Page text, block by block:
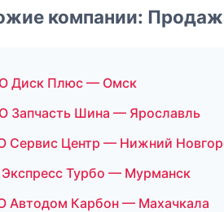
компании:
Диск Плюс — Омск
Запчасть Шина — Ярославль
Сервис Центр — Нижний
Турбо — Мурманск
Автодом Карбон — Махачкала